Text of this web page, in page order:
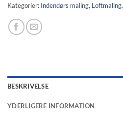
Kategorier: Indendørs maling, Loftmaling,
BESKRIVELSE
YDERLIGERE INFORMATION